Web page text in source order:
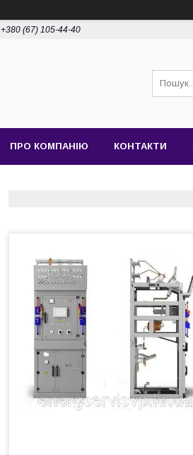
+380 (67) 105-44-40
ПРО КОМПАНІЮ КОНТАКТИ